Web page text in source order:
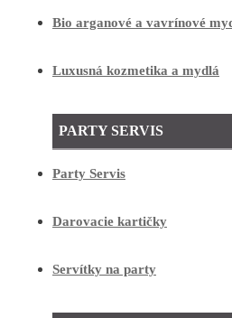
Bio arganové a vavrínové
Luxusná kozmetika a mydlá
PARTY SERVIS
Party Servis
Darovacie kartičky
Servítky na party